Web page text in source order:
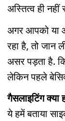
अस्तित्व ही नहीं
अगर आपको या
रहा है, तो जान
असर पड़ता है.
लेकिन पहले
गैसलाइटिंग क्या
ये हमें बताया